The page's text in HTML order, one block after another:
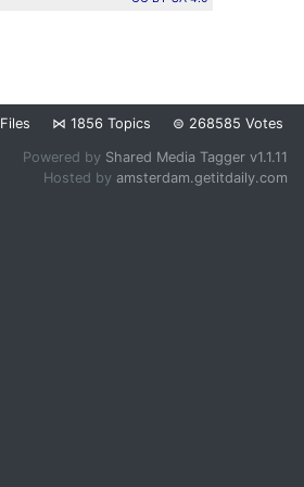
Files ⋈ 1856 Topics ⊜ 268585 Votes
Powered by Shared Media Tagger v1.1.11
Hosted by amsterdam.getitdaily.com